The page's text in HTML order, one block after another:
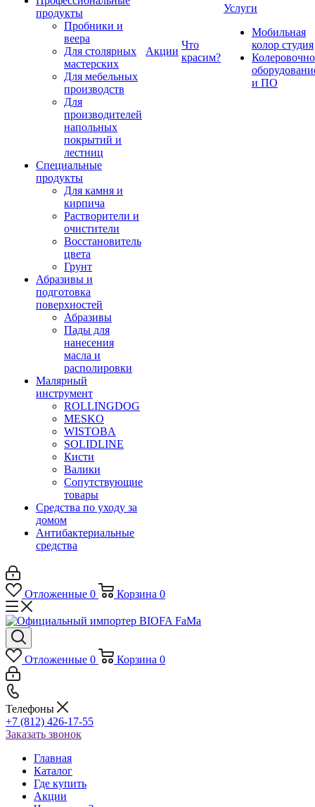
продукты
Пробники и
веера
Для столярных
мастерских
Для мебельных
производств
Для
производителей
напольных
покрытий и
лестниц
Специальные
продукты
Для камня и
кирпича
Растворители и
очистители
Восстановитель
цвета
Грунт
Абразивы и
подготовка
поверхностей
Абразивы
Пады для
нанесения
масла и
располировки
Малярный
инструмент
ROLLINGDOG
MESKO
WISTOBA
SOLIDLINE
Кисти
Валики
Сопутствующие
товары
Средства по уходу за
домом
Антибактериальные
средства
Акции
Что
красим?
Услуги
Мобильная
колор студия
и ПО
Отложенные 0 Корзина 0
Отложенные 0 Корзина 0
Телефоны
+7 (812) 426-17-55
Заказать звонок
Главная
Каталог
Где купить
Акции